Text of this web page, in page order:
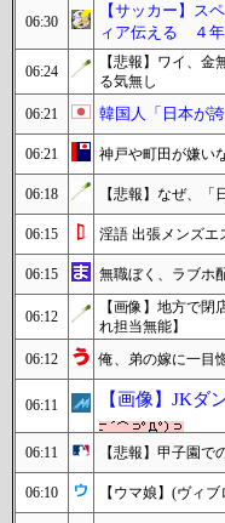
06:30
【サッカー】ス
ィア伝える ４
06:24
【悲報】ワイ、
る気無し
06:21 韓国人「日本が
06:21 神戸や町田が嫌い
06:18 【悲報】なぜ、「
06:15 淫語 出張メンズエ
06:15 無職ぼく、ラブホ
06:12
【画像】地方で
れ担当無能】
06:12 俺、弟の嫁に一目
06:11 【画像】JKダ
06:11 【悲報】甲子園で
06:10 【ウマ娘】(ヴィ